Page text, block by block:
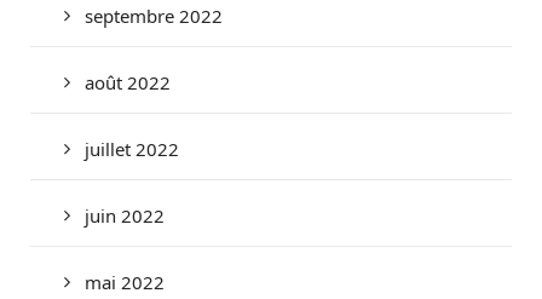
septembre 2022
août 2022
juillet 2022
juin 2022
mai 2022